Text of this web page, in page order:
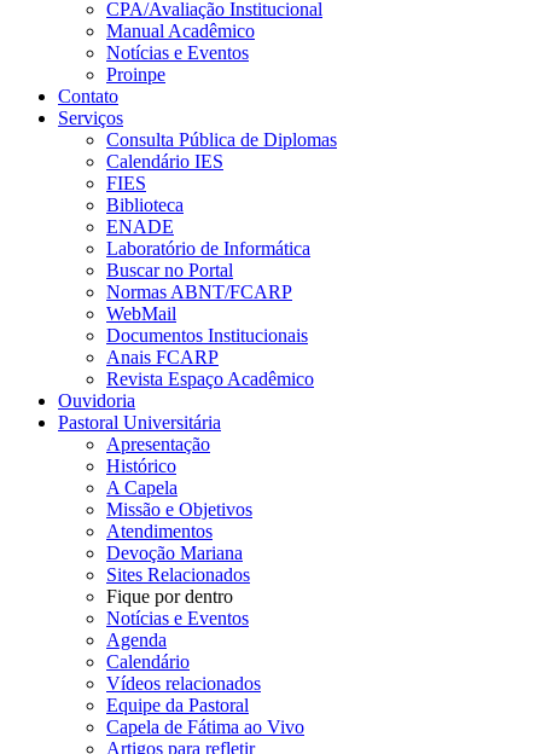
CPA/Avaliação Institucional
Manual Acadêmico
Notícias e Eventos
Proinpe
Contato
Serviços
Consulta Pública de Diplomas
Calendário IES
FIES
Biblioteca
ENADE
Laboratório de Informática
Buscar no Portal
Normas ABNT/FCARP
WebMail
Documentos Institucionais
Anais FCARP
Revista Espaço Acadêmico
Ouvidoria
Pastoral Universitária
Apresentação
Histórico
A Capela
Missão e Objetivos
Atendimentos
Devoção Mariana
Sites Relacionados
Fique por dentro
Notícias e Eventos
Agenda
Calendário
Vídeos relacionados
Equipe da Pastoral
Capela de Fátima ao Vivo
Artigos para refletir